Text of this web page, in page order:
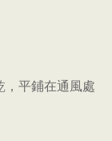
平鋪在通風處